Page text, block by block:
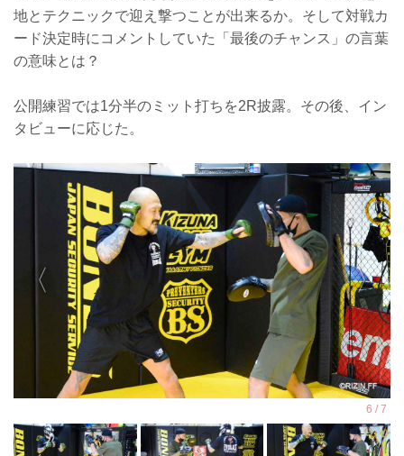
地とテクニックで迎え撃つことが出来るか。そして対戦カ
ード決定時にコメントしていた「最後のチャンス」の言葉
の意味とは？
公開練習では1分半のミット打ちを2R披露。その後、イン
タビューに応じた。